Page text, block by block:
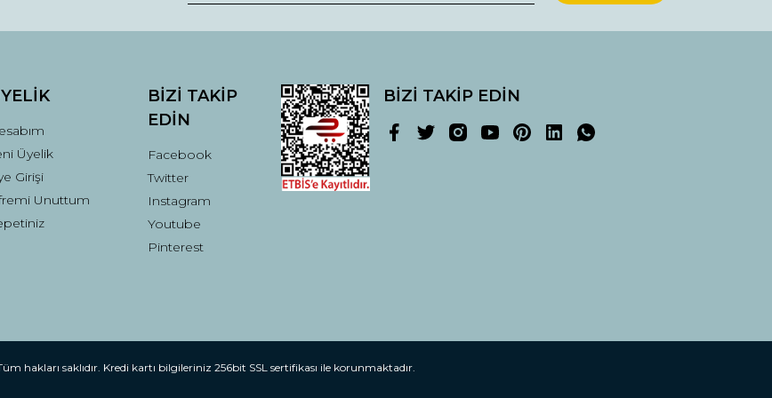
Yorum Yaz
Gönder
Üyelik
Girişi
Unuttum
BİZİ TAKİP
EDİN
Facebook
Twitter
Instagram
Youtube
Pinterest
BİZİ TAKİP EDİN
hakları saklıdır. Kredi kartı bilgileriniz 256bit SSL sertifikası ile korunmaktadır.